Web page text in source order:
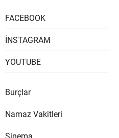
FACEBOOK
İNSTAGRAM
YOUTUBE
Burçlar
Namaz Vakitleri
Sinema